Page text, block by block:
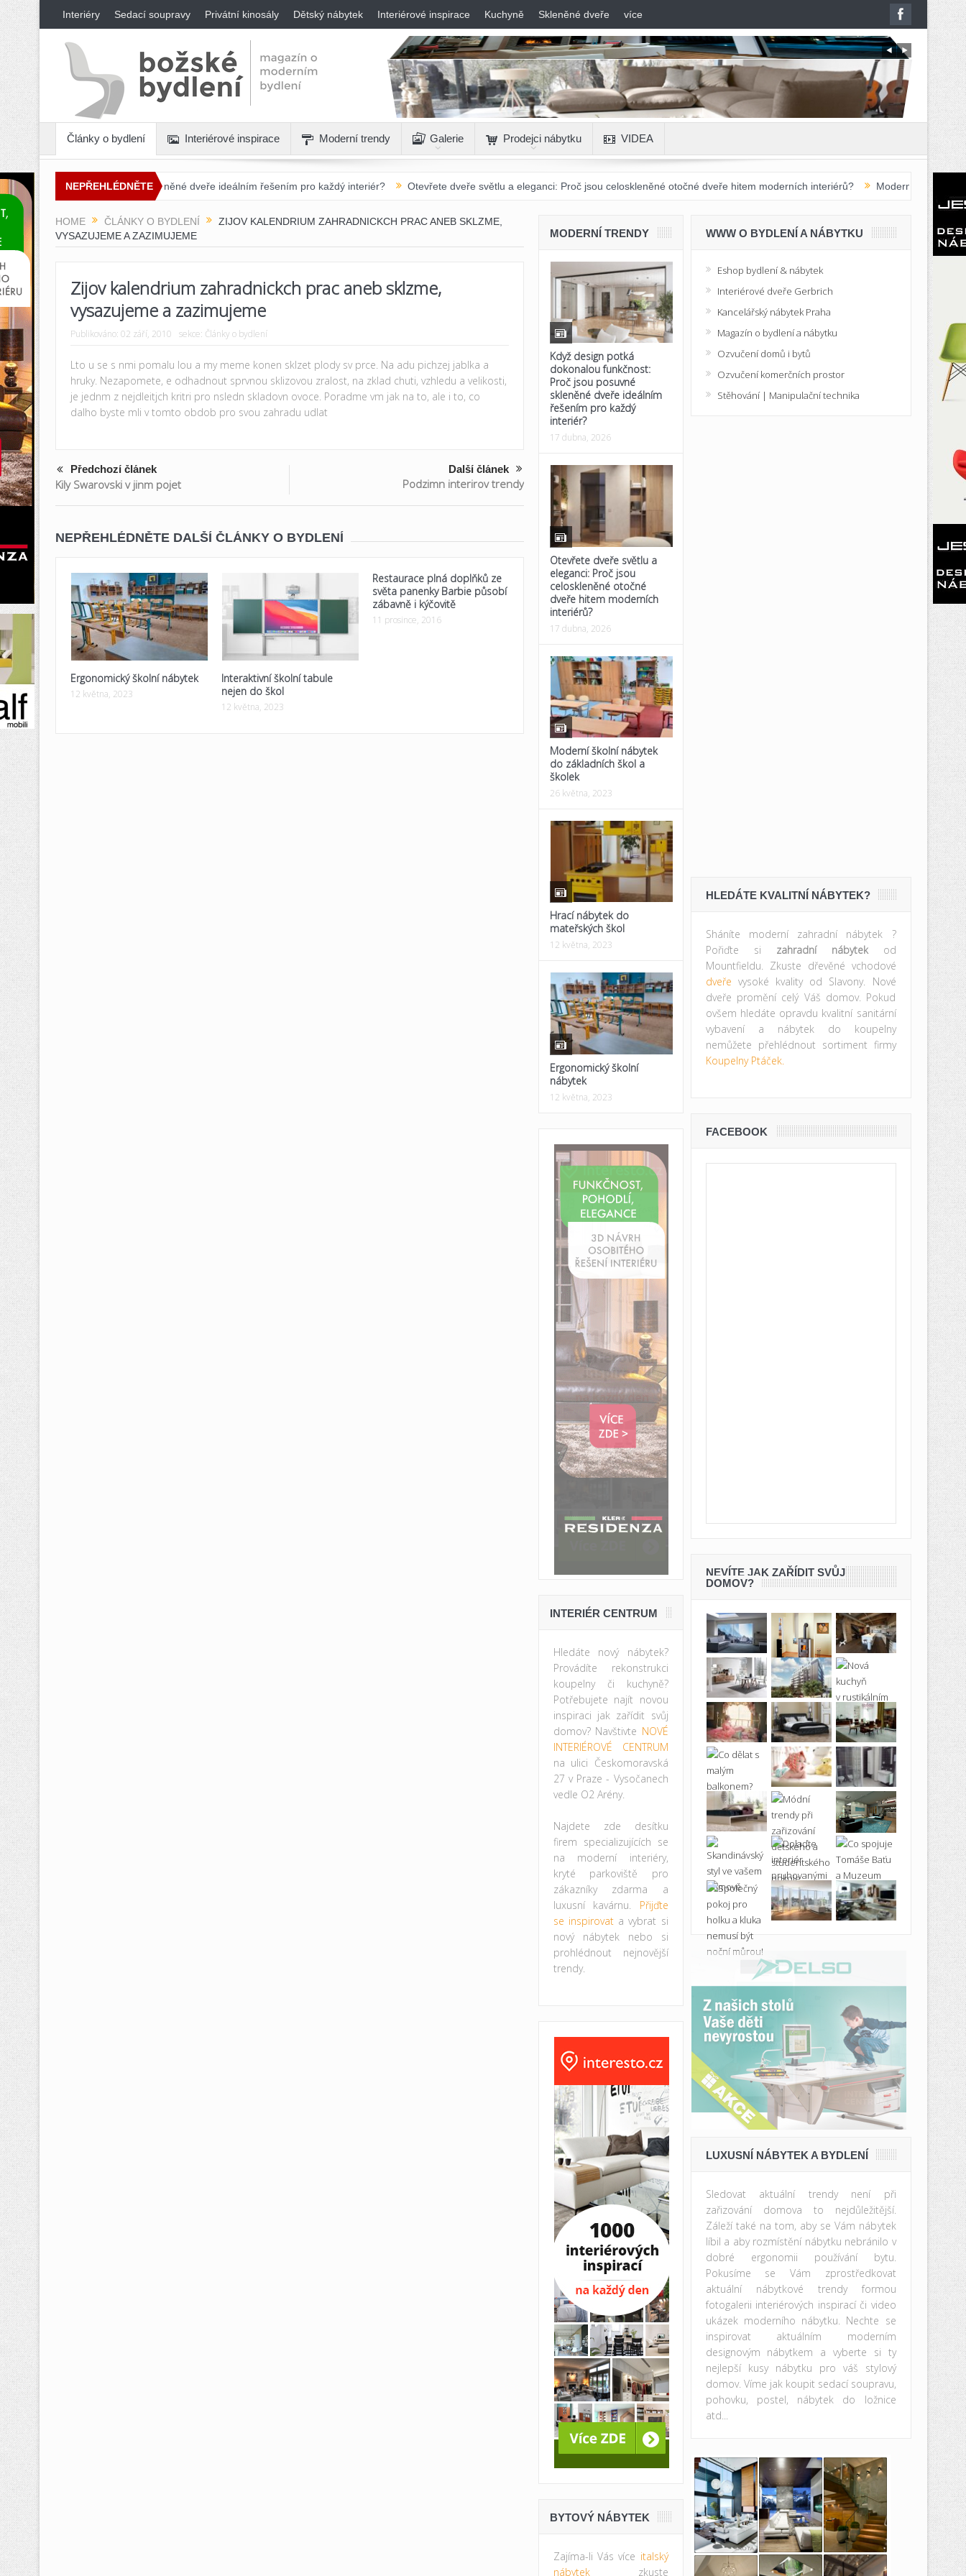
Interiéry Sedací soupravy Privátní kinosály Dětský nábytek Interiérové inspirace Kuchyně Skleněné dveře více
Články o bydlení Interiérové inspirace Moderní trendy Galerie Prodejci nábytku VIDEA
NEPŘEHLÉDNĚTE
jsou posuvné skleněné dveře ideálním řešením pro každý interiér? Otevřete dveře světlu a eleganci: Proč jsou celoskleněné otočné dveře hitem moderních interiérů? Moderní školní nábytek do
HOME ČLÁNKY O BYDLENÍ
ZIJOV KALENDRIUM ZAHRADNICKCH PRAC ANEB SKLZME,
VYSAZUJEME A ZAZIMUJEME
Zijov kalendrium zahradnickch prac aneb sklzme,
vysazujeme a zazimujeme
Publikováno: 02 září, 2010 sekce: Články o bydlení
Lto u se s nmi pomalu lou a my meme konen sklzet plody sv prce. Na adu pichzej jablka a
hruky. Nezapomete, e odhadnout sprvnou sklizovou zralost, na zklad chuti, vzhledu a velikosti,
je jednm z nejdleitjch kritri pro nsledn skladovn ovoce. Poradme vm jak na to, ale i to, co
dalho byste mli v tomto obdob pro svou zahradu udlat
Předchozí článek
Kily Swarovski v jinm pojet
Další článek
Podzimn interirov trendy
NEPŘEHLÉDNĚTE DALŠÍ ČLÁNKY O BYDLENÍ
Ergonomický školní nábytek
12 května, 2023
Interaktivní školní tabule
nejen do škol
12 května, 2023
Restaurace plná doplňků ze
světa panenky Barbie působí
zábavně i kýčovitě
11 prosince, 2016
MODERNÍ TRENDY
Když design potká
dokonalou funkčnost:
Proč jsou posuvné
skleněné dveře ideálním
řešením pro každý
interiér?
17 dubna, 2026
Otevřete dveře světlu a
eleganci: Proč jsou
celoskleněné otočné
dveře hitem moderních
interiérů?
17 dubna, 2026
Moderní školní nábytek
do základních škol a
školek
26 května, 2023
Hrací nábytek do
mateřských škol
12 května, 2023
Ergonomický školní
nábytek
12 května, 2023
INTERIÉR CENTRUM
Hledáte nový nábytek?
Provádíte rekonstrukci
koupelny či kuchyně?
Potřebujete najít novou
inspiraci jak zařídit svůj
domov? Navštivte NOVÉ
INTERIÉROVÉ CENTRUM
na ulici Českomoravská
27 v Praze - Vysočanech
vedle O2 Arény.
Najdete zde desítku
firem specializujících se
na moderní interiéry,
kryté parkoviště pro
zákazníky zdarma a
luxusní kavárnu. Přijďte
se inspirovata vybrat si
nový nábytek nebo si
prohlédnout nejnovější
trendy.
BYTOVÝ NÁBYTEK
Zajíma-li Vás více italský
nábytekzkuste
WWW O BYDLENÍ A NÁBYTKU
Eshop bydlení & nábytek
Interiérové dveře Gerbrich
Kancelářský nábytek Praha
Magazín o bydlení a nábytku
Ozvučení domů i bytů
Ozvučení komerčních prostor
Stěhování | Manipulační technika
HLEDÁTE KVALITNÍ NÁBYTEK?
Sháníte moderní zahradní nábytek ?
Pořiďte si zahradní nábytekod
Mountfieldu. Zkuste dřevěné vchodové
dveře vysoké kvality od Slavony. Nové
dveře promění celý Váš domov. Pokud
ovšem hledáte opravdu kvalitní sanitární
vybavení a nábytek do koupelny
nemůžete přehlédnout sortiment firmy
Koupelny Ptáček.
FACEBOOK
NEVÍTE JAK ZAŘÍDIT SVŮJ
DOMOV?
LUXUSNÍ NÁBYTEK A BYDLENÍ
Sledovat aktuální trendy není při
zařizování domova to nejdůležitější.
Záleží také na tom, aby se Vám nábytek
líbil a aby rozmístění nábytku nebránilo v
dobré ergonomii používání bytu.
Pokusíme se Vám zprostředkovat
aktuální nábytkové trendy formou
fotogalerii interiérových inspirací či video
ukázek moderního nábytku. Nechte se
inspirovat aktuálním moderním
designovým nábytkem a vyberte si ty
nejlepší kusy nábytku pro váš stylový
domov. Víme jak koupit sedací soupravu,
pohovku, postel, nábytek do ložnice
atd...